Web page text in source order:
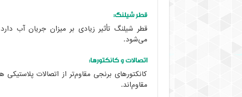
قطر شیلنگ:
می‌شود.
اتصالات و کانکتورها:
کانکتورهای برنجی مقاوم‌تر از اتصالات
مقاوم‌اند.